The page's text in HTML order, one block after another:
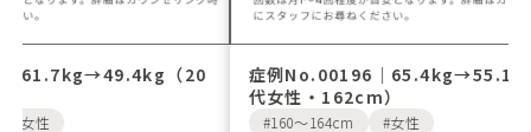
症例No.00196｜65.4kg→55.1kg（30
症例